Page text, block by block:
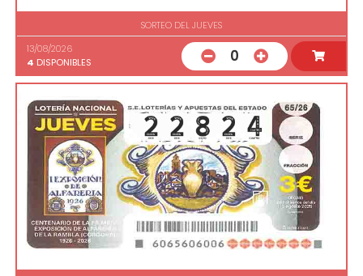
SORTEO DEL JUEVES
13/08/2026
4 DISPONIBLES 0